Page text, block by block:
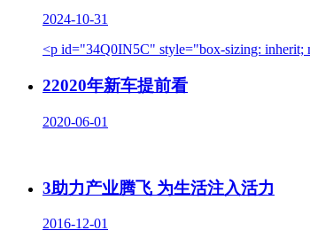
2024-10-31
<p id="34Q0IN5C" style="box-sizing: inherit;
22020年新车提前看
2020-06-01
3助力产业腾飞 为生活注入活力
2016-12-01